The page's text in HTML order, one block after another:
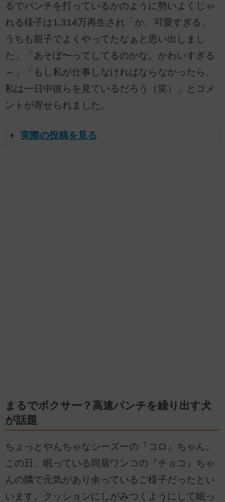
るでパンチを打っているかのように勢いよくじゃ
れる様子は1,314万再生され「か、可愛すぎる。
うちも親子でよくやってたなぁと思い出しまし
た」「あそぼ〜ってしてるのかな。かわいすぎる
～」「もし私が仕事しなければならなかったら、
私は一日中彼らを見ているだろう（笑）」とコメ
ントが寄せられました。
実際の投稿を見る
まるでボクサー？高速パンチを繰り出す犬
が話題
ちょっとやんちゃなシーズーの『コロ』ちゃん。
この日、眠っている同居ワンコの『チョコ』ちゃ
んの隣で元気があり余っているご様子だったとい
います。クッションにしがみつくようにして眠っ